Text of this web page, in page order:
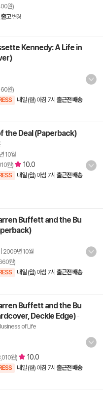
원)
고 변경
Kennedy: A Life in
원)
내일 (월) 아침 7시 출근전 배송
the Deal (Paperback)
10월
원) 10.0
내일 (월) 아침 7시 출근전 배송
Buffett and the Bu
2009년 10월
원)
내일 (월) 아침 7시 출근전 배송
Buffett and the Bu
Deckle Edge) -
of Life
원) 10.0
내일 (월) 아침 7시 출근전 배송